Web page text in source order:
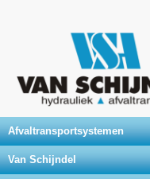
Afvaltransportsystemen
Van Schijndel